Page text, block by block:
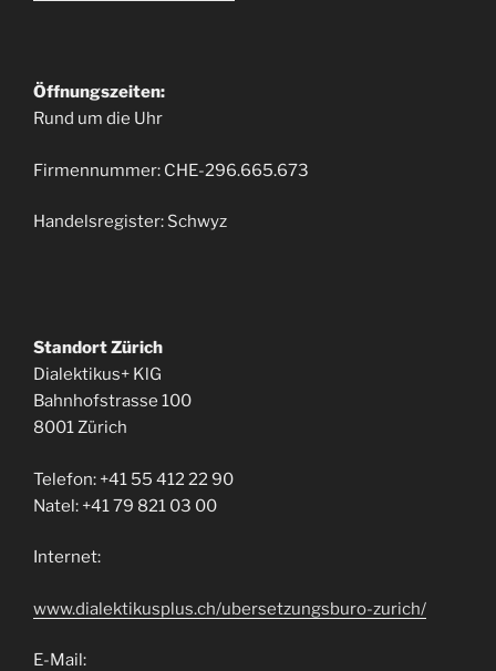
Öffnungszeiten:
Rund um die Uhr
Firmennummer: CHE-296.665.673
Handelsregister: Schwyz
Standort Zürich
Dialektikus+ KlG
Bahnhofstrasse 100
8001 Zürich
Telefon: +41 55 412 22 90
Natel: +41 79 821 03 00
Internet:
www.dialektikusplus.ch/ubersetzungsburo-zurich/
E-Mail: